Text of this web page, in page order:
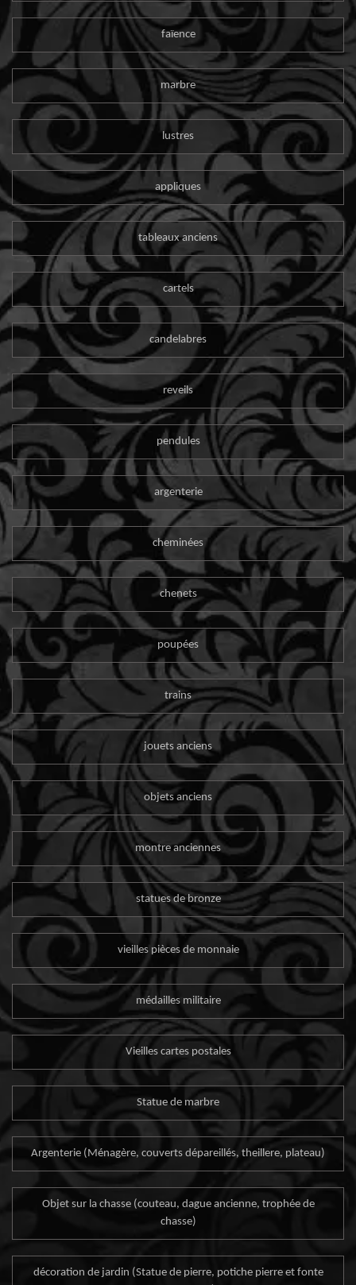
faïence
marbre
lustres
appliques
tableaux anciens
cartels
candelabres
reveils
pendules
argenterie
cheminées
chenets
poupées
trains
jouets anciens
objets anciens
montre anciennes
statues de bronze
vieilles pièces de monnaie
médailles militaire
Vieilles cartes postales
Statue de marbre
Argenterie (Ménagère, couverts dépareillés, theillere, plateau)
Objet sur la chasse (couteau, dague ancienne, trophée de
chasse)
décoration de jardin (Statue de pierre, potiche pierre et fonte